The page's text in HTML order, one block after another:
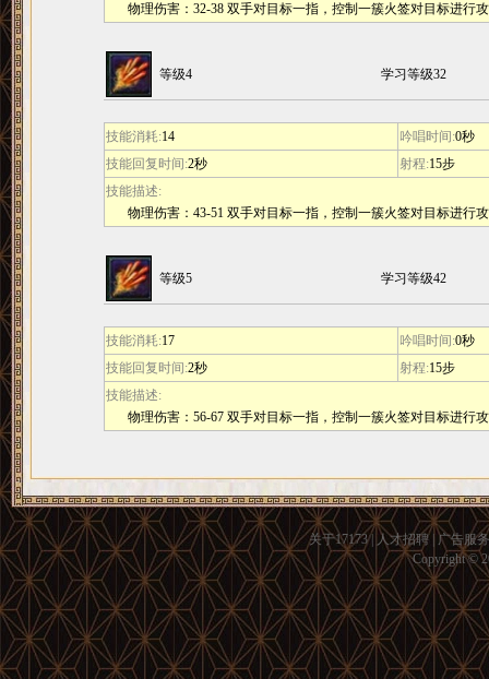
物理伤害：32-38 双手对目标一指，控制一簇火签对目标进行
等级4 学习等级32
技能消耗:14 吟唱时间:0秒
技能回复时间:2秒 射程:15步
技能描述:
物理伤害：43-51 双手对目标一指，控制一簇火签对目标进行
等级5 学习等级42
技能消耗:17 吟唱时间:0秒
技能回复时间:2秒 射程:15步
技能描述:
物理伤害：56-67 双手对目标一指，控制一簇火签对目标进行
关于17173| 人才招聘| 广告服务
Copyright ©